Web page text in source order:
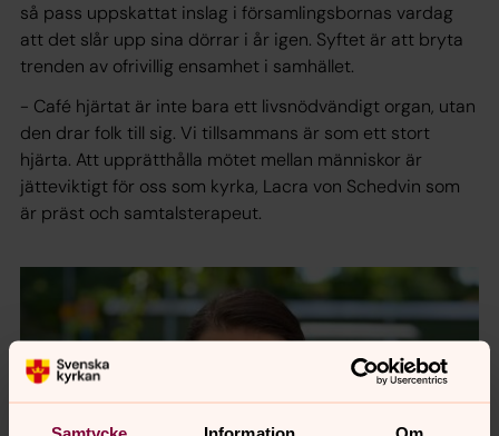
så pass uppskattat inslag i församlingsbornas vardag
att det slår upp sina dörrar i år igen. Syftet är att bryta
trenden av ofrivillig ensamhet i samhället.
- Café hjärtat är inte bara ett livsnödvändigt organ, utan
den drar folk till sig. Vi tillsammans är som ett stort
hjärta. Att upprätthålla mötet mellan människor är
jätteviktigt för oss som kyrka, Lacra von Schedvin som
är präst och samtalsterapeut.